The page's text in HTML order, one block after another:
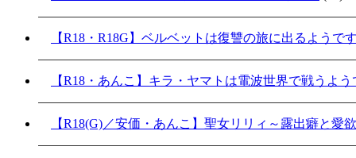
【R18・R18G】ベルベットは復讐の旅に出るようで
【R18・あんこ】キラ・ヤマトは電波世界で戦うよ
【R18(G)／安価・あんこ】聖女リリィ～露出癖と愛